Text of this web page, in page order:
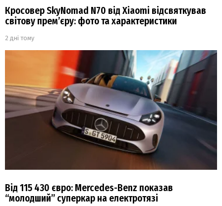
Кросовер SkyNomad N70 від Xiaomi відсвяткував
світову прем’єру: фото та характеристики
2 дні тому
Від 115 430 євро: Mercedes-Benz показав
“молодший” суперкар на електротязі